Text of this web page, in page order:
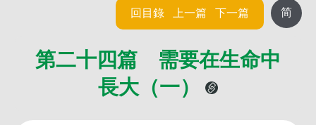
简
回目錄 上一篇 下一篇
第二十四篇 需要在生命中
長大（一）